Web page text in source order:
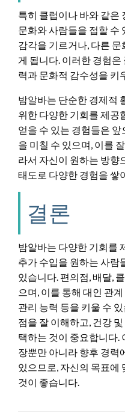
특히 클럽이나 바와 같은
문화와 사람들을 접할 수
감각을 기르거나, 다른
게 됩니다. 이러한 경험
력과 문화적 감수성을 키
밤알바는 단순한 경제적
위한 다양한 기회를 제공
얻을 수 있는 경험들은
을 미칠 수 있으며, 이를
라서 자신이 원하는 방향
태도로 다양한 경험을 쌓
결론
밤알바는 다양한 기회를
추가 수입을 원하는 사람
있습니다. 편의점, 배달,
으며, 이를 통해 대인 관
관리 능력 등을 키울 수
점을 잘 이해하고, 건강
택하는 것이 중요합니다.
장뿐만 아니라 향후 경력
있으므로, 자신의 목표에
것이 좋습니다.